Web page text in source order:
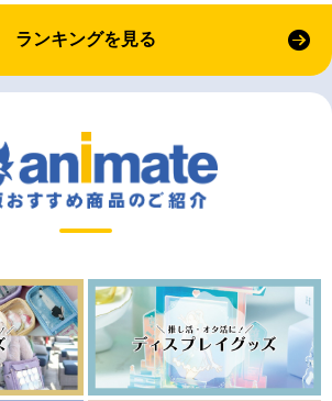
ランキングを見る